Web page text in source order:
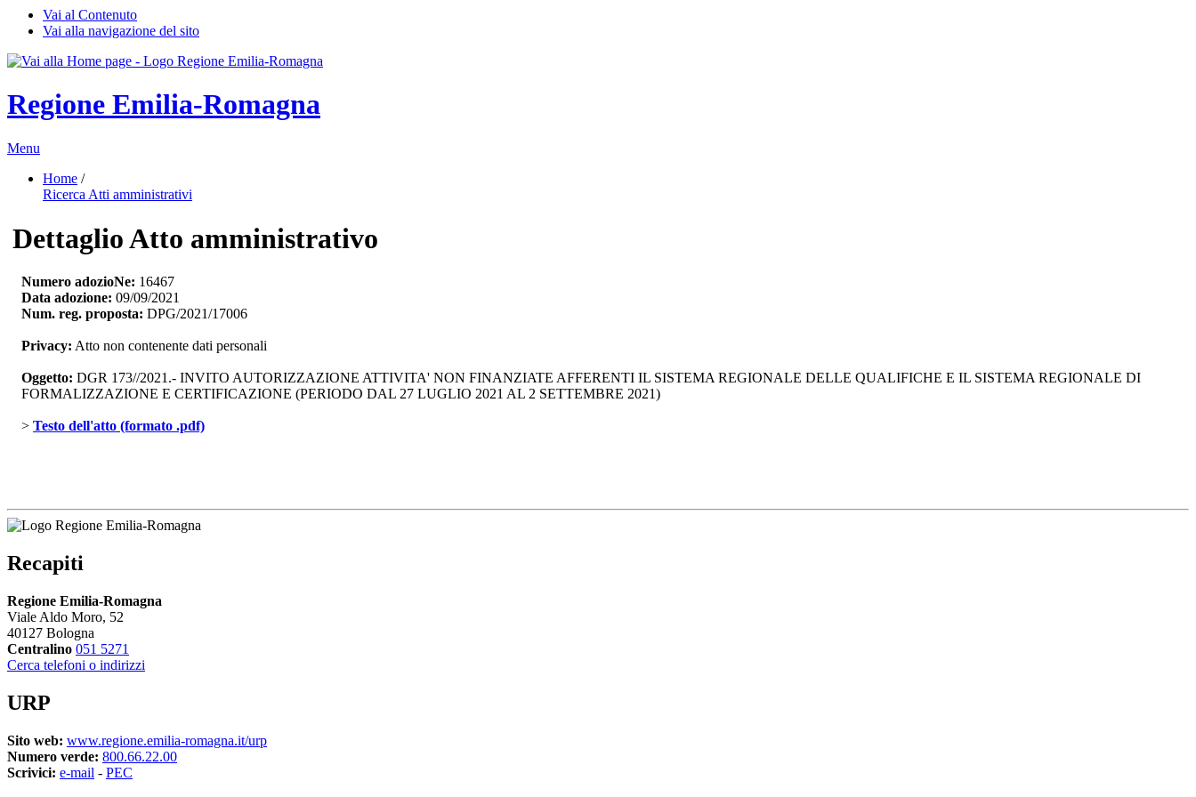
Vai al Contenuto
Vai alla navigazione del sito
Regione Emilia-Romagna
Menu
Home /
Ricerca Atti amministrativi
Dettaglio Atto amministrativo
Numero adozioNe: 16467
Data adozione: 09/09/2021
Num. reg. proposta: DPG/2021/17006
Privacy: Atto non contenente dati personali
Oggetto: DGR 173//2021.- INVITO AUTORIZZAZIONE ATTIVITA' NON FINANZIATE AFFERENTI IL SISTEMA REGIONALE DELLE QUALIFICHE E IL SISTEMA REGIONALE DI
FORMALIZZAZIONE E CERTIFICAZIONE (PERIODO DAL 27 LUGLIO 2021 AL 2 SETTEMBRE 2021)
> Testo dell'atto (formato .pdf)
Recapiti
Regione Emilia-Romagna
Viale Aldo Moro, 52
40127 Bologna
Centralino 051 5271
Cerca telefoni o indirizzi
URP
Sito web: www.regione.emilia-romagna.it/urp
Numero verde: 800.66.22.00
Scrivici: e-mail - PEC